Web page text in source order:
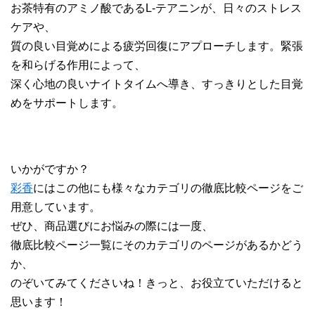
お茶特有のアミノ酸であるL-テアニンが、日々のストレス
ケアや、
質の良い目覚めによる疲労回復にアプローチします。緊張
を和らげる作用によって、
深く心地の良いナイトタイムへ導き、すっきりとした目覚
めをサポートします。
いかがですか？
彩香にはこの他にも様々なカテゴリの徹底比較ページをご
用意しています。
ぜひ、商品選びにお悩みの際には一度、
徹底比較ページ一覧にそのカテゴリのページがあるかどう
か、
のぞいてみてくださいね！きっと、お役立ていただけると
思います！